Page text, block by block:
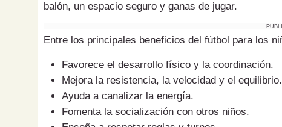
balón, un espacio seguro y ganas de jugar.
Entre los principales beneficios del fútbol para los
Favorece el desarrollo físico y la coordinación.
Mejora la resistencia, la velocidad y el equilibrio.
Ayuda a canalizar la energía.
Fomenta la socialización con otros niños.